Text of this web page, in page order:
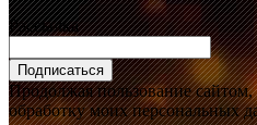
Рассылка
Подписаться
Продолжая пользование
обработку моих персональных